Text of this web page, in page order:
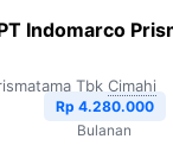
Indomarco
Tbk Cimahi
Rp 4.280.000
Bulanan